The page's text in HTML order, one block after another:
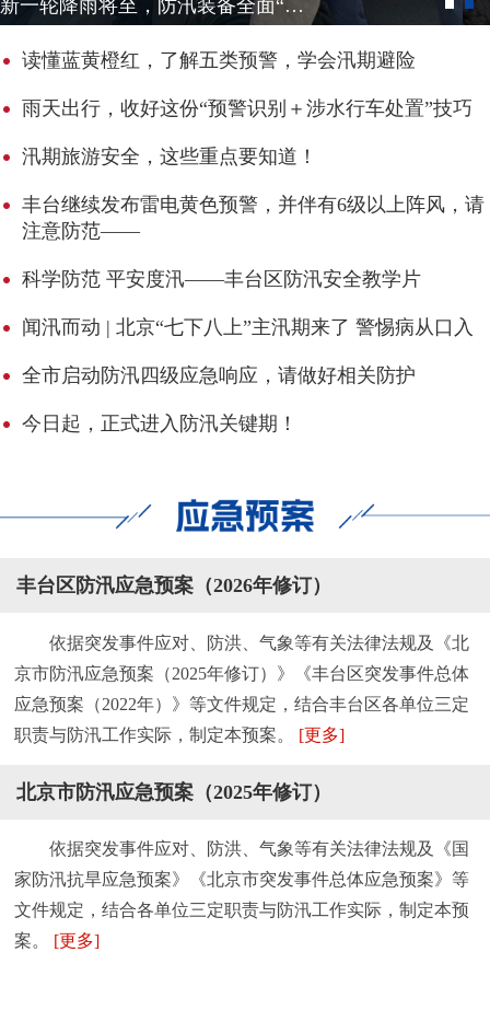
聚焦｜北京8时进入上汛，丰台环卫开展雨水管网清掏作业
读懂蓝黄橙红，了解五类预警，学会汛期避险
雨天出行，收好这份“预警识别＋涉水行车处置”技巧
汛期旅游安全，这些重点要知道！
丰台继续发布雷电黄色预警，并伴有6级以上阵风，请
注意防范——
科学防范 平安度汛——丰台区防汛安全教学片
闻汛而动 | 北京“七下八上”主汛期来了 警惕病从口入
全市启动防汛四级应急响应，请做好相关防护
今日起，正式进入防汛关键期！
丰台区防汛应急预案（2026年修订）
依据突发事件应对、防洪、气象等有关法律法规及《北
京市防汛应急预案（2025年修订）》《丰台区突发事件总体
应急预案（2022年）》等文件规定，结合丰台区各单位三定
职责与防汛工作实际，制定本预案。 [更多]
北京市防汛应急预案（2025年修订）
依据突发事件应对、防洪、气象等有关法律法规及《国
家防汛抗旱应急预案》《北京市突发事件总体应急预案》等
文件规定，结合各单位三定职责与防汛工作实际，制定本预
案。 [更多]